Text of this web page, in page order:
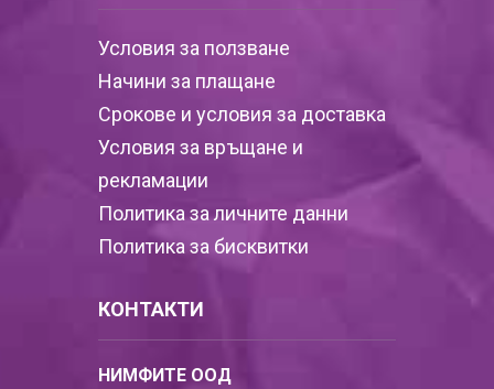
Условия за ползване
Начини за плащане
Срокове и условия за доставка
Условия за връщане и
рекламации
Политика за личните данни
Политика за бисквитки
КОНТАКТИ
НИМФИТЕ ООД